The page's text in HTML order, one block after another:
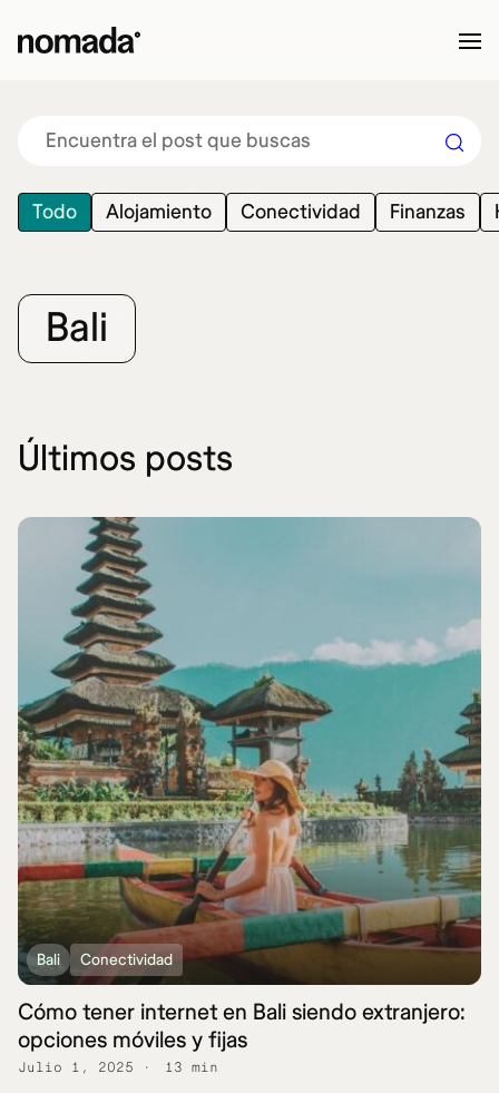
Todo Alojamiento Conectividad Finanzas
Bali
Últimos posts
Bali Conectividad
Cómo tener internet en Bali siendo extranjero:
opciones móviles y fijas
Julio 1, 2025 13 min